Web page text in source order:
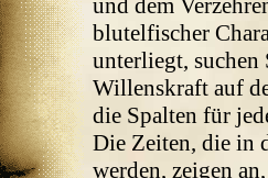
blutelfischer
unterliegt, suchen
Willenskraft auf
die Spalten für
Die Zeiten, die in
werden, zeigen